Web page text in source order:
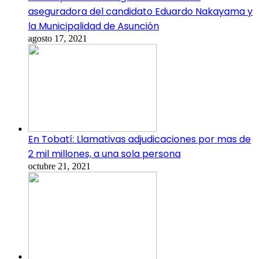
aseguradora del candidato Eduardo Nakayama y
la Municipalidad de Asunción
agosto 17, 2021
En Tobatí: Llamativas adjudicaciones por mas de
2 mil millones, a una sola persona
octubre 21, 2021